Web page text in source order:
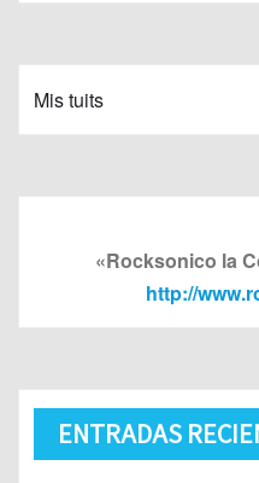
Mis tuits
«Rocksonico la
http://
ENTRADAS